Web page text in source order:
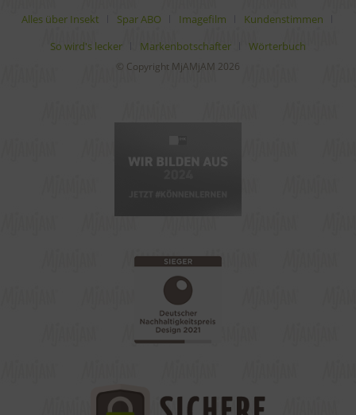
Alles über Insekt
Spar ABO Imagefilm
Kundenstimmen
So wird's lecker
Markenbotschafter Wörterbuch
© Copyright MjAMjAM 2026